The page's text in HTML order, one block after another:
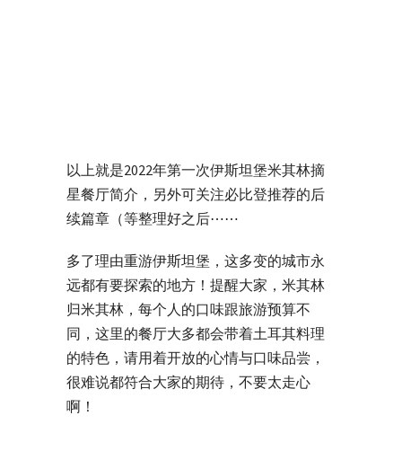
以上就是2022年第一次伊斯坦堡米其林摘
星餐厅简介，另外可关注必比登推荐的后
续篇章（等整理好之后⋯⋯
多了理由重游伊斯坦堡，这多变的城市永
远都有要探索的地方！提醒大家，米其林
归米其林，每个人的口味跟旅游预算不
同，这里的餐厅大多都会带着土耳其料理
的特色，请用着开放的心情与口味品尝，
很难说都符合大家的期待，不要太走心
啊！